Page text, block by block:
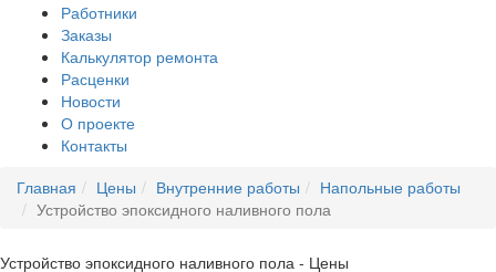
Работники
Заказы
Калькулятор ремонта
Расценки
Новости
О проекте
Контакты
Главная
Цены Внутренние работы
Напольные работы
Устройство эпоксидного наливного пола
Устройство эпоксидного наливного пола - Цены